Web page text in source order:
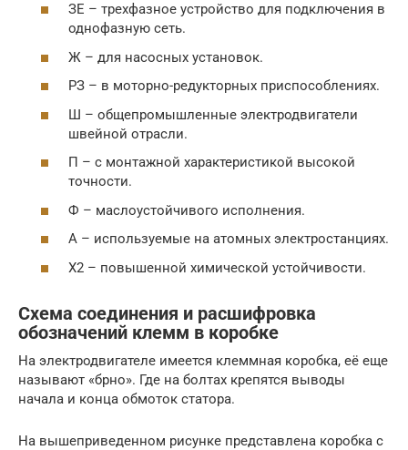
ЗЕ – трехфазное устройство для подключения в
однофазную сеть.
Ж – для насосных установок.
РЗ – в моторно-редукторных приспособлениях.
Ш – общепромышленные электродвигатели
швейной отрасли.
П – с монтажной характеристикой высокой
точности.
Ф – маслоустойчивого исполнения.
А – используемые на атомных электростанциях.
Х2 – повышенной химической устойчивости.
Схема соединения и расшифровка
обозначений клемм в коробке
На электродвигателе имеется клеммная коробка, её еще
называют «брно». Где на болтах крепятся выводы
начала и конца обмоток статора.
На вышеприведенном рисунке представлена коробка с